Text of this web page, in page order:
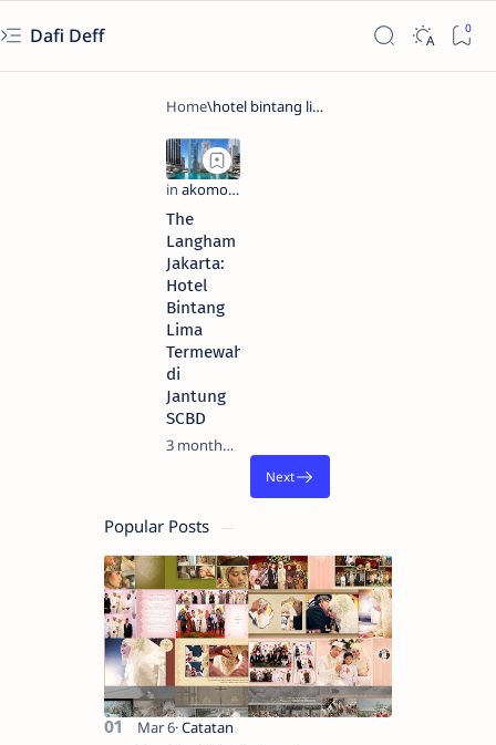
Dafi Deff
The
Langham
Jakarta:
Hotel
Bintang
Lima
Termewah
di
Jantung
SCBD
3 months ago
Popular Posts